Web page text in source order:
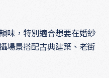
味，特別適合想要在婚紗
場景搭配古典建築、老街